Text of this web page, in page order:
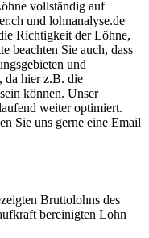
vollständig auf
und lohnanalyse.de
Richtigkeit der Löhne,
beachten Sie auch, dass
und
da hier z.B. die
können. Unser
weiter optimiert.
Sie uns gerne eine Email
Bruttolohns des
bereinigten Lohn